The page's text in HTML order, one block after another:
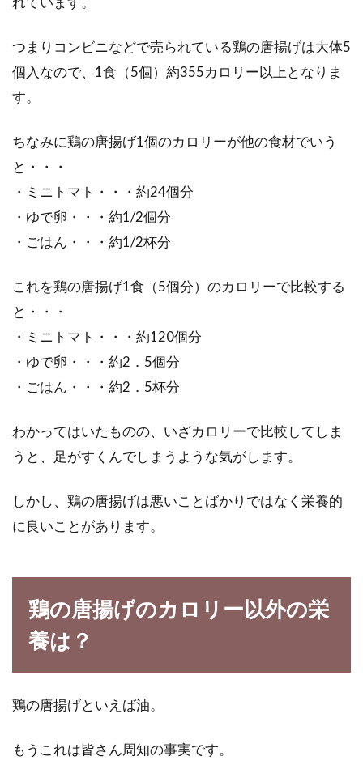
タントのおすすめをご紹介
もつ煮込みの作り方をご紹介！知っ
て得するもつと味噌の栄養
の高そうな料理のイメージを持っている方が多
りんごをミキサーを使ってジュース
真っ赤に赤くて、丸くて、フルーティーな良い
てあるも...
鶏肉を電子レンジで調理！玉ねぎも
つまりコンビニなどで売られている鶏の唐揚げは大体5
個入なので、1食（5個）約355カロリー以上となりま
す。
ちなみに鶏の唐揚げ1個のカロリーが他の食材でいう
と・・・
・ミニトマト・・・約24個分
・ゆで卵・・・約1/2個分
・ごはん・・・約1/2杯分
これを鶏の唐揚げ1食（5個分）のカロリーで比較する
と・・・
・ミニトマト・・・約120個分
・ゆで卵・・・約2．5個分
・ごはん・・・約2．5杯分
わかってはいたものの、いざカロリーで比較してしま
うと、足がすくんでしまうような気がします。
しかし、鶏の唐揚げは悪いことばかりではなく栄養的
に良いことがあります。
鶏の唐揚げのカロリー以外の栄
養は？
鶏の唐揚げといえば油。
もうこれは皆さん周知の事実です。